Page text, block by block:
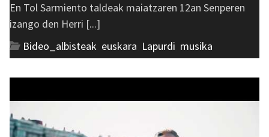
En Tol Sarmiento taldeak maiatzaren 12an Senperen
izango den Herri [...]
Bideo_albisteak euskara Lapurdi musika